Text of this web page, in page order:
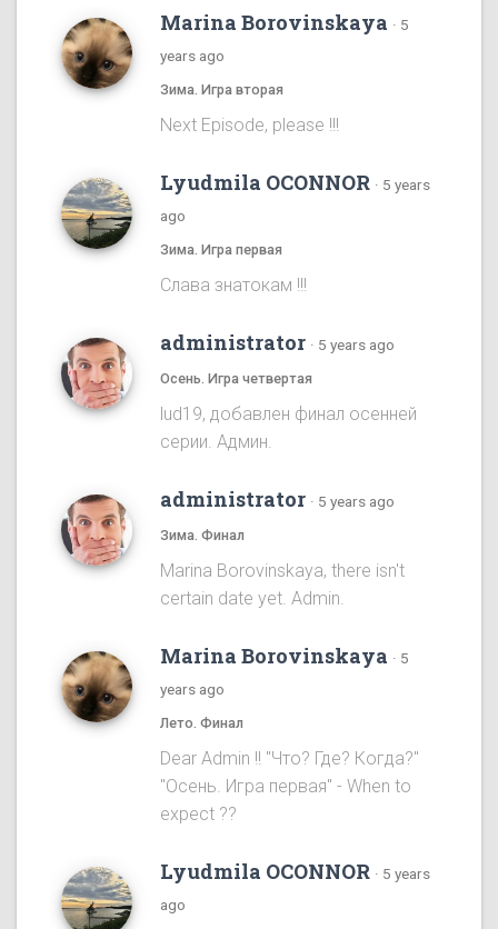
Marina Borovinskaya · 5
years ago
Зима. Игра вторая
Next Episode, please !!!
Lyudmila OCONNOR · 5 years
ago
Зима. Игра первая
Cлава знатокам !!!
administrator · 5 years ago
Осень. Игра четвертая
lud19, добавлен финал осенней
серии. Админ.
administrator · 5 years ago
Зима. Финал
Marina Borovinskaya, there isn't
certain date yet. Admin.
Marina Borovinskaya · 5
years ago
Лето. Финал
Dear Admin !! "Что? Где? Когда?"
"Осень. Игра первая" - When to
expect ??
Lyudmila OCONNOR · 5 years
ago